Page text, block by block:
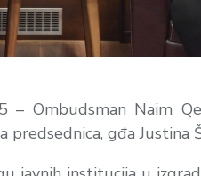
– Ombudsman Naim
predsednica, gđa Justina